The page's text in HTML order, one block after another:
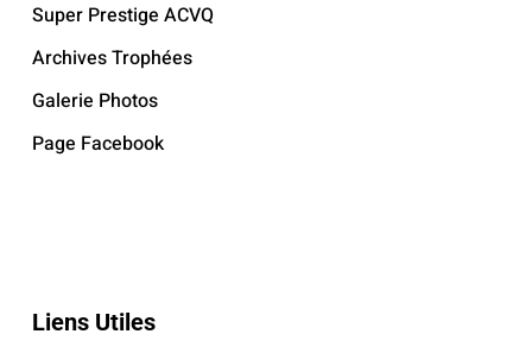
Super Prestige ACVQ
Archives Trophées
Galerie Photos
Page Facebook
Liens Utiles